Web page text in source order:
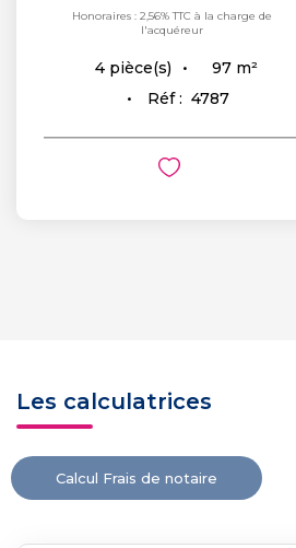
Honoraires : 2,56% TTC à la charge de
l'acquéreur
4 pièce(s) 97 m²
Réf : 4787
Les calculatrices
Calcul Frais de notaire